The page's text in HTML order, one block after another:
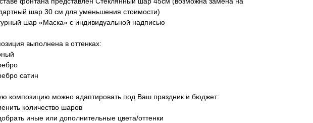
шар 30 см для уменьшения стоимости)
шар «Маска» с индивидуальной надписью
выполнена в оттенках:
сатин
композицию можно адаптировать под Ваш праздник и бюджет:
количество шаров
иные или дополнительные цвета/оттенки